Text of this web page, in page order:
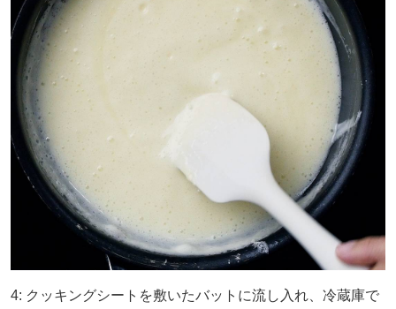
4: クッキングシートを敷いたバットに流し入れ、冷蔵庫で